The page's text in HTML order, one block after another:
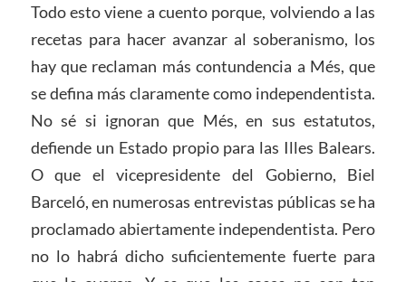
Todo esto viene a cuento porque, volviendo a las
recetas para hacer avanzar al soberanismo, los
hay que reclaman más contundencia a Més, que
se defina más claramente como independentista.
No sé si ignoran que Més, en sus estatutos,
defiende un Estado propio para las Illes Balears.
O que el vicepresidente del Gobierno, Biel
Barceló, en numerosas entrevistas públicas se ha
proclamado abiertamente independentista. Pero
no lo habrá dicho suficientemente fuerte para